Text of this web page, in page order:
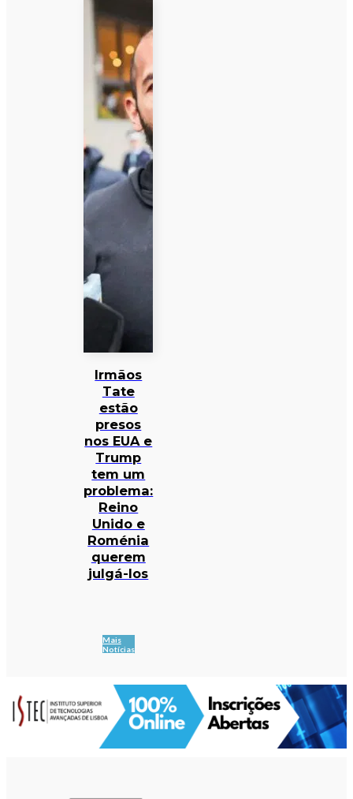
Irmãos
Tate
estão
presos
nos EUA e
Trump
tem um
problema:
Reino
Unido e
Roménia
querem
julgá-los
Mais
Notícias